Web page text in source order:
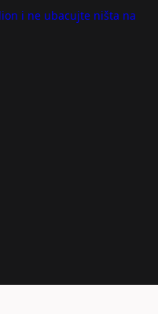
i ne ubacujte ništa na